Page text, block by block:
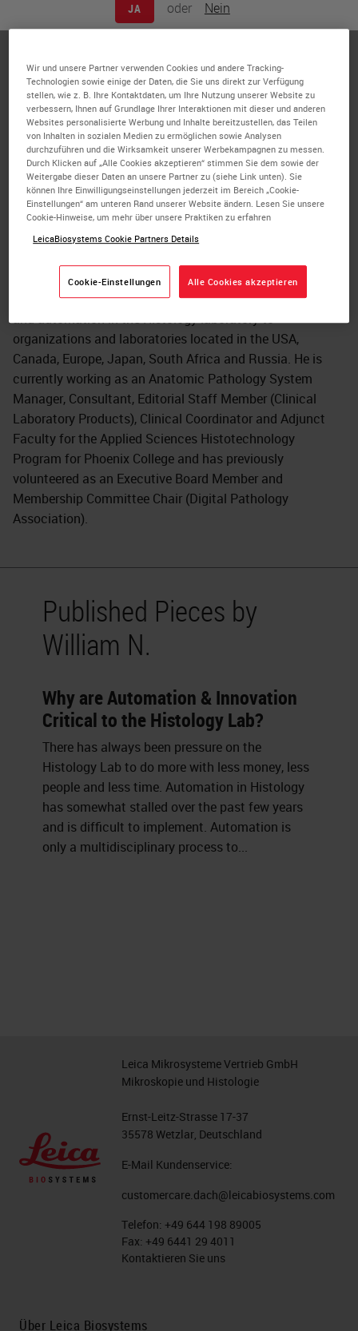
JA oder Nein
William N. DeSalvo III has 40+ years of experience in the
Clinical Pathology (ASCP), 11 years as a Clinical Histology
Laboratory consultant and 12 years as a
Product/Marketing Manager. He earned a degree in
Biology/Chemistry from Southeast Missouri State
University, received training in Six Sigma and LEAN
methodologies for process improvement, an active
practitioner of continuous process improvement, process
improvement consultant and has developed a Quality
Management System for the Histology and Anatomic
provided educational presentations and published
multiple articles on process improvement, standardization
and automation in the Histology laboratory to
organizations and laboratories located in the USA,
Canada, Europe, Japan, South Africa and Russia. He is
currently working as an Anatomic Pathology System
Manager, Consultant, Editorial Staff Member (Clinical
Laboratory Products), Clinical Coordinator and Adjunct
Faculty for the Applied Sciences Histotechnology
Program for Phoenix College and has previously
volunteered as an Executive Board Member and
Membership Committee Chair (Digital Pathology
Association).
Published Pieces by
William N.
Why are Automation & Innovation
Critical to the Histology Lab?
There has always been pressure on the
Histology Lab to do more with less money, less
people and less time. Automation in Histology
has somewhat stalled over the past few years
and is difficult to implement. Automation is
only a multidisciplinary process to...
Leica Mikrosysteme Vertrieb GmbH
Mikroskopie und Histologie
Ernst-Leitz-Strasse 17-37
35578 Wetzlar, Deutschland
E-Mail Kundenservice:
customercare.dach@leicabiosystems.com
Telefon: +49 644 198 89005
Fax: +49 6441 29 4011
Kontaktieren Sie uns
Über Leica Biosystems
Wir und unsere Partner verwenden Cookies und andere Tracking-
Technologien sowie einige der Daten, die Sie uns direkt zur Verfügung
stellen, wie z. B. Ihre Kontaktdaten, um Ihre Nutzung unserer Website zu
verbessern, Ihnen auf Grundlage Ihrer Interaktionen mit dieser und anderen
Websites personalisierte Werbung und Inhalte bereitzustellen, das Teilen
von Inhalten in sozialen Medien zu ermöglichen sowie Analysen
durchzuführen und die Wirksamkeit unserer Werbekampagnen zu messen.
Durch Klicken auf „Alle Cookies akzeptieren“ stimmen Sie dem sowie der
Weitergabe dieser Daten an unsere Partner zu (siehe Link unten). Sie
können Ihre Einwilligungseinstellungen jederzeit im Bereich „Cookie-
Einstellungen“ am unteren Rand unserer Website ändern. Lesen Sie unsere
Cookie-Hinweise, um mehr über unsere Praktiken zu erfahren
LeicaBiosystems Cookie Partners Details
Cookie-Einstellungen Alle Cookies akzeptieren